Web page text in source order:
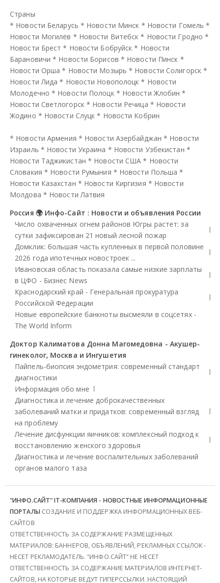
Страны
* Новости Беларусь * Новости Минск * Новости Гомель *
Новости Могилёв * Новости Витебск * Новости Гродно *
Новости Брест * Новости Бобруйск * Новости
Барановичи * Новости Борисов * Новости Пинск *
Новости Орша * Новости Мозырь * Новости Солигорск *
Новости Лида * Новости Новополоцк * Новости
Молодечно * Новости Полоцк * Новости Жлобин *
Новости Светлогорск * Новости Речица * Новости
Жодино * Новости Слуцк * Новости Кобрин
* Новости Армения * Новости Азербайджан * Новости
Израиль * Новости Украина * Новости Узбекистан *
Новости Таджикистан * Новости США * Новости
Словакия * Новости Румыния * Новости Польша *
Новости Казахстан * Новости Киргизия * Новости
Молдова * Новости Латвия
Россия 🌍 Инфо-Сайт : Новости и объявления России
Число охваченных огнем районов Югры растет: за
сутки зафиксирован 21 новый лесной пожар
Домклик: большая часть купленных в первой половине
2026 года ипотечных новостроек ...
Ивановская область показала самые низкие зарплаты
в ЦФО - Бизнес News
Краснодарский край - Генеральная прокуратура
Российской Федерации
Новые европейские банкноты высмеяли в соцсетях -
The World Inform
Доктор Калиматова Донна Магомедовна - Акушер-
гинеколог, Москва и Ингушетия
Пайпель-биопсия эндометрия: современный стандарт
диагностики
Информация обо мне
Диагностика и лечение доброкачественных
заболеваний матки и придатков: современный взгляд
на проблему
Лечение дисфункции яичников: комплексный подход к
восстановлению женского здоровья
Диагностика и лечение воспалительных заболеваний
органов малого таза
"ИНФО.САЙТ" IT-КОМПАНИЯ - НОВОСТНЫЕ ИНФОРМАЦИОННЫЕ
ПОРТАЛЫСОЗДАНИЕ И ПОДДЕРЖКА ИНФОРМАЦИОННЫХ ВЕБ-
САЙТОВ
ОТВЕТСТВЕННОСТЬ ЗА СОДЕРЖАНИЕ РАЗМЕЩЕННЫХ
МАТЕРИАЛОВ: БАННЕРОВ, ОБЪЯВЛЕНИЙ, РЕКЛАМНЫХ ССЫЛОК -
НЕСЕТ РЕКЛАМОДАТЕЛЬ. "ИНФО.САЙТ" НЕ НЕСЕТ
ОТВЕТСТВЕННОСТЬ ЗА СОДЕРЖАНИЕ МАТЕРИАЛОВ ИНТЕРНЕТ-
САЙТОВ, НА КОТОРЫЕ ВЕДУТ ГИПЕРССЫЛКИ. НАСТОЯЩИЙ